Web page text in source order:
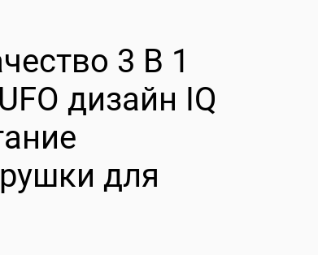
3 В 1
дизайн IQ
для